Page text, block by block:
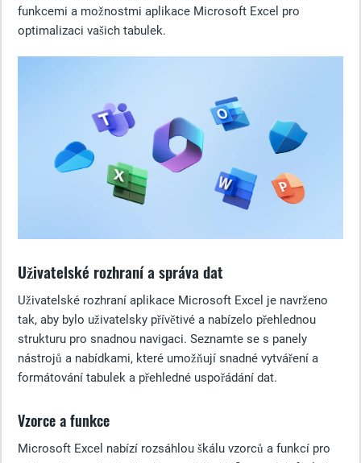
funkcemi a možnostmi aplikace Microsoft Excel pro
optimalizaci vašich tabulek.
Uživatelské rozhraní a správa dat
Uživatelské rozhraní aplikace Microsoft Excel je navrženo
tak, aby bylo uživatelsky přívětivé a nabízelo přehlednou
strukturu pro snadnou navigaci. Seznamte se s panely
nástrojů a nabídkami, které umožňují snadné vytváření a
formátování tabulek a přehledné uspořádání dat.
Vzorce a funkce
Microsoft Excel nabízí rozsáhlou škálu vzorců a funkcí pro